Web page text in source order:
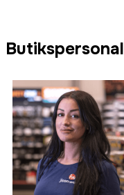
Butikspersonal